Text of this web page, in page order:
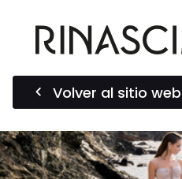
Volver al sitio web